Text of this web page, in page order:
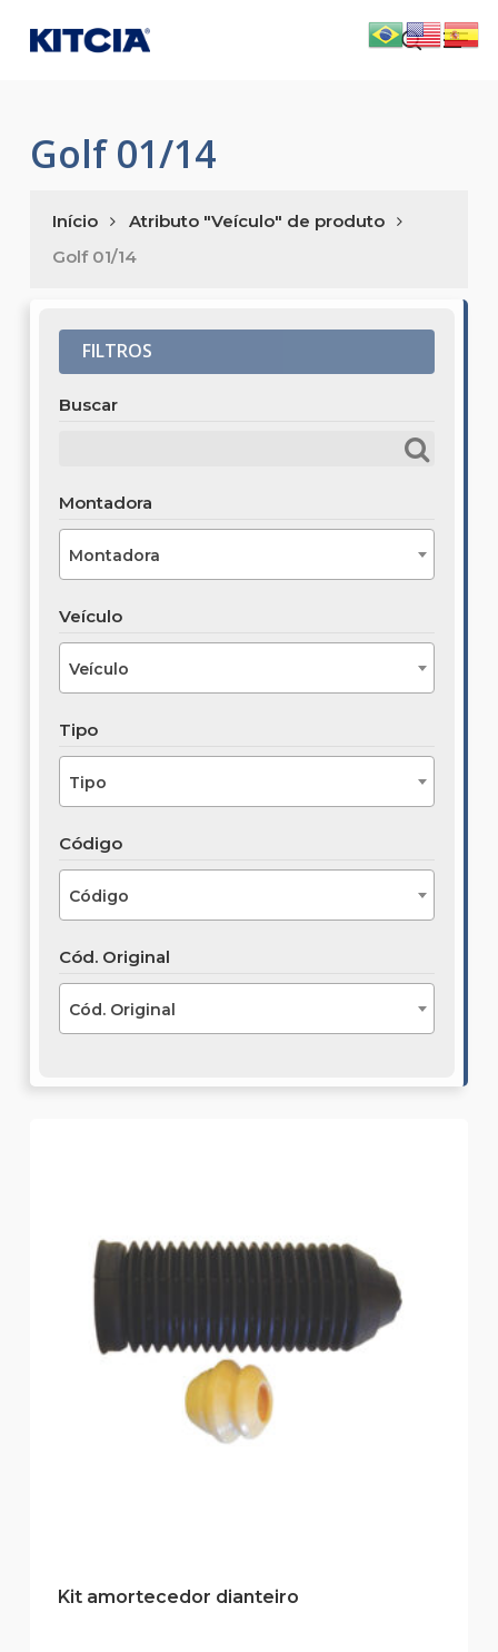
main
search
Golf 01/14
Início
Atributo "Veículo" de produto
Golf 01/14
FILTROS
Buscar
Montadora
Montadora
Veículo
Veículo
Tipo
Tipo
Código
Código
Cód. Original
Cód. Original
Kit amortecedor dianteiro